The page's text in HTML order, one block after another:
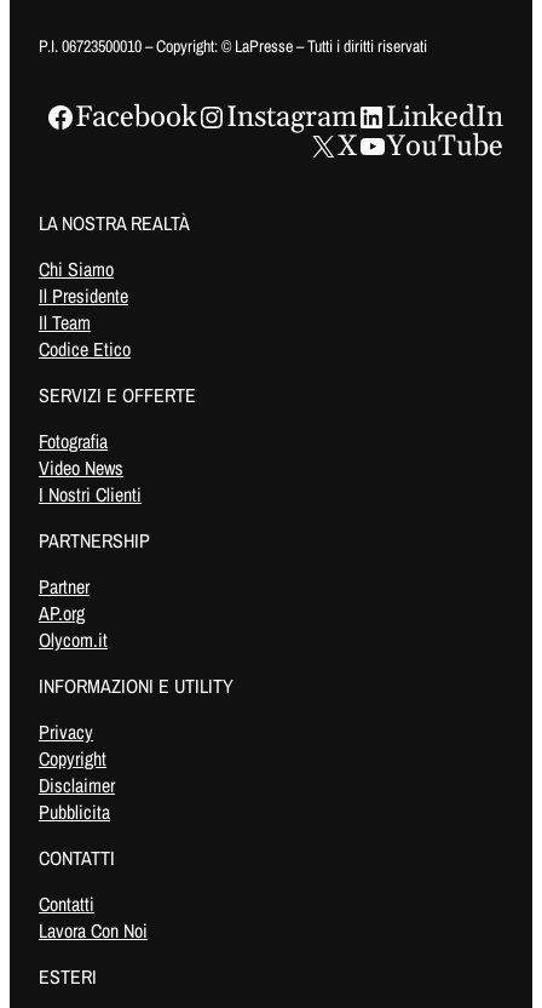
P.I. 06723500010 – Copyright: © LaPresse – Tutti i diritti riservati
Facebook Instagram
LinkedIn
X
YouTube
LA NOSTRA REALTÀ
Chi Siamo
Il Presidente
Il Team
Codice Etico
SERVIZI E OFFERTE
Fotografia
Video News
I Nostri Clienti
PARTNERSHIP
Partner
AP.org
Olycom.it
INFORMAZIONI E UTILITY
Privacy
Copyright
Disclaimer
Pubblicita
CONTATTI
Contatti
Lavora Con Noi
ESTERI